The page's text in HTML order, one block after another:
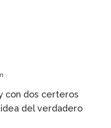
con dos certeros
del verdadero